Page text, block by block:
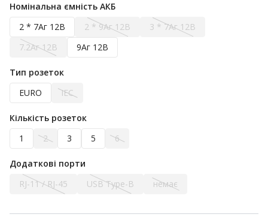
Номінальна ємність АКБ
2 * 7Аг 12В
2 * 9Аг 12В
3 * 7Аг 12В
7.2Аг 12В
9Аг 12В
Тип розеток
EURO
IEC
Кількість розеток
1
2 3 5 6
Додаткові порти
RJ-11 / RJ-45
USB Type-B немає